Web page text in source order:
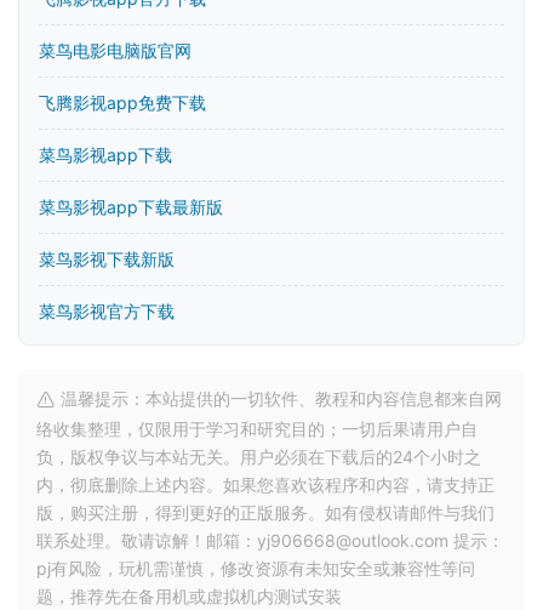
菜鸟电影电脑版官网
飞腾影视app免费下载
菜鸟影视app下载
菜鸟影视app下载最新版
菜鸟影视下载新版
菜鸟影视官方下载
温馨提示：本站提供的一切软件、教程和内容信息都来自网
络收集整理，仅限用于学习和研究目的；一切后果请用户自
负，版权争议与本站无关。用户必须在下载后的24个小时之
内，彻底删除上述内容。如果您喜欢该程序和内容，请支持正
版，购买注册，得到更好的正版服务。如有侵权请邮件与我们
联系处理。敬请谅解！邮箱：yj906668@outlook.com 提示：
pj有风险，玩机需谨慎，修改资源有未知安全或兼容性等问
题，推荐先在备用机或虚拟机内测试安装